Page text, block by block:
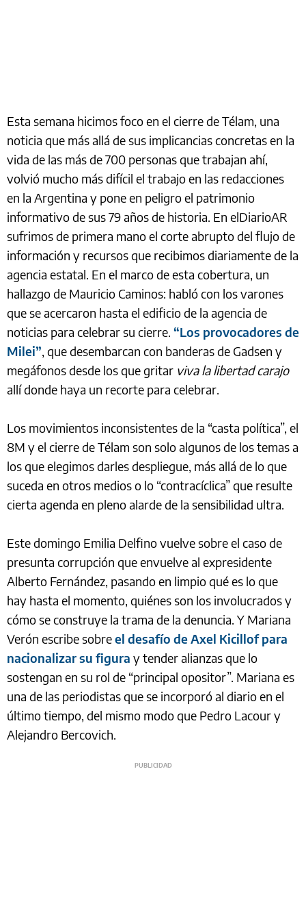
Esta semana hicimos foco en el cierre de Télam, una
noticia que más allá de sus implicancias concretas en la
vida de las más de 700 personas que trabajan ahí,
volvió mucho más difícil el trabajo en las redacciones
en la Argentina y pone en peligro el patrimonio
informativo de sus 79 años de historia. En elDiarioAR
sufrimos de primera mano el corte abrupto del flujo de
información y recursos que recibimos diariamente de la
agencia estatal. En el marco de esta cobertura, un
hallazgo de Mauricio Caminos: habló con los varones
que se acercaron hasta el edificio de la agencia de
noticias para celebrar su cierre. “Los provocadores de
Milei”, que desembarcan con banderas de Gadsen y
megáfonos desde los que gritar viva la libertad carajo
allí donde haya un recorte para celebrar.
Los movimientos inconsistentes de la “casta política”, el
8M y el cierre de Télam son solo algunos de los temas a
los que elegimos darles despliegue, más allá de lo que
suceda en otros medios o lo “contracíclica” que resulte
cierta agenda en pleno alarde de la sensibilidad ultra.
Este domingo Emilia Delfino vuelve sobre el caso de
presunta corrupción que envuelve al expresidente
Alberto Fernández, pasando en limpio qué es lo que
hay hasta el momento, quiénes son los involucrados y
cómo se construye la trama de la denuncia. Y Mariana
Verón escribe sobreel desafío de Axel Kicillof para
nacionalizar su figura y tender alianzas que lo
sostengan en su rol de “principal opositor”. Mariana es
una de las periodistas que se incorporó al diario en el
último tiempo, del mismo modo que Pedro Lacour y
Alejandro Bercovich.